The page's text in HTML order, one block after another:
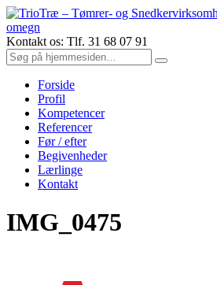
Kontakt os: Tlf. 31 68 07 91
Forside
Profil
Kompetencer
Referencer
Før / efter
Begivenheder
Lærlinge
Kontakt
IMG_0475